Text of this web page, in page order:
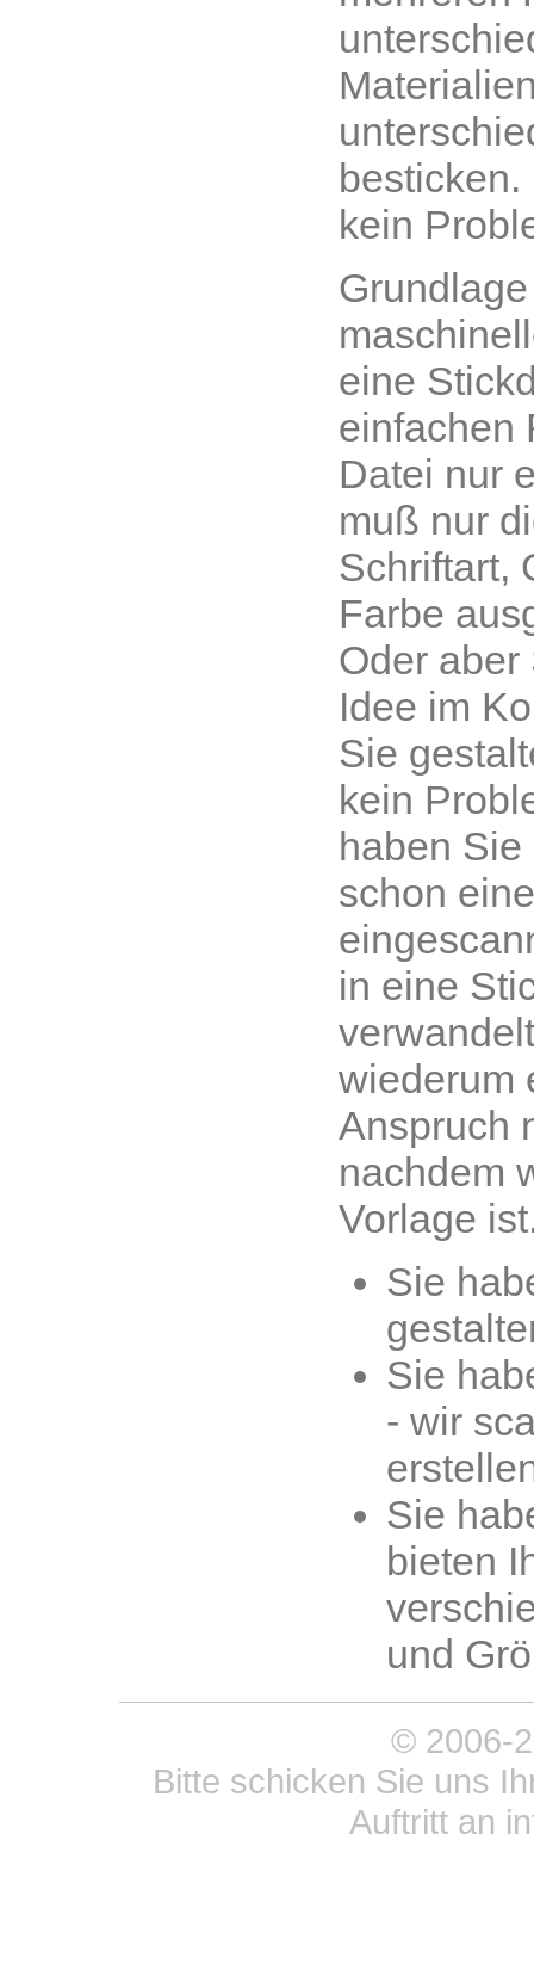
kein
eine
einfachen
Datei nur
muß nur
Schriftart,
Farbe
Oder aber
Idee im
Sie
kein
haben
schon
in eine
wiederum
Anspruch
nachdem
Vorlage
Sie
Sie
- wir
Sie
bieten
und
© 2006-
Bitte schicken Sie uns
Auftritt an